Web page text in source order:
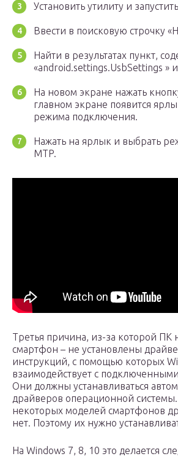
Установить утилиту и
Ввести в поисковую строчку
Найти в результатах пункт,
«android.settings.UsbSettings »
На новом экране нажать
главном экране появится
режима подключения.
Нажать на ярлык и выбрать
MTP.
Третья причина, из-за которой ПК
смартфон – не установлены
инструкций, с помощью которых
взаимодействует с
Они должны устанавливаться
драйверов операционной
некоторых моделей смартфонов
нет. Поэтому их нужно
На Windows 7, 8, 10 это делается